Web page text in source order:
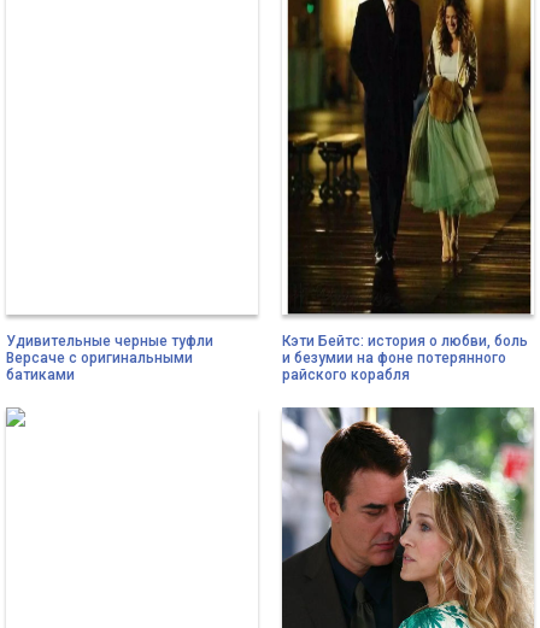
Удивительные черные туфли
Версаче с оригинальными
батиками
Кэти Бейтс: история о любви, боль
и безумии на фоне потерянного
райского корабля